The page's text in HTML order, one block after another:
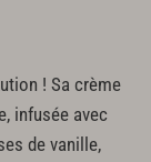
! Sa crème
infusée avec
de vanille,